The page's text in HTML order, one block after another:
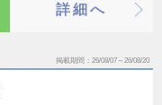
詳細へ
掲載期間 26/08/07～26/08/20